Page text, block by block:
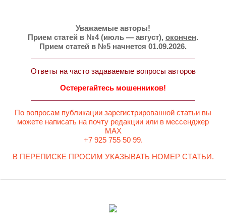
Уважаемые авторы!
Прием статей в №4 (июль — август), окончен.
Прием статей в №5 начнется 01.09.2026.
Ответы на часто задаваемые вопросы авторов
Остерегайтесь мошенников!
По вопросам публикации зарегистрированной статьи вы
можете написать на почту редакции или в мессенджер
MAX
+7 925 755 50 99.
В ПЕРЕПИСКЕ ПРОСИМ УКАЗЫВАТЬ НОМЕР СТАТЬИ.